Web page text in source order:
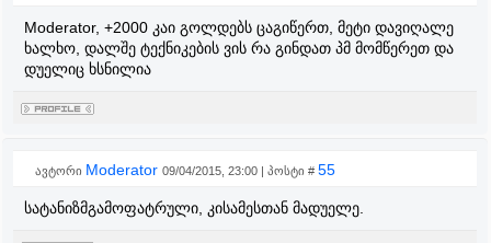
Moderator, +2000 კაი გოლდებს ცაგიწერთ, მეტი დავიღალე
ხალხო, დალშე ტექნიკების ვის რა გინდათ პმ მომწერეთ და
დუელიც ხსნილია
ავტორი Moderator 09/04/2015, 23:00 | პოსტი # 55
სატანიზმგამოფატრული, კისამესთან მადუელე.